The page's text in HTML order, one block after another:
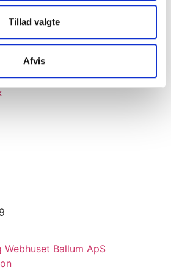
Tillad valgte
Afvis
Ballum ApS